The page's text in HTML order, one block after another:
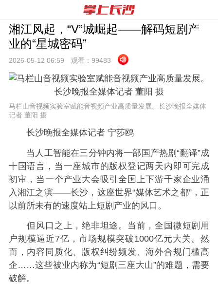
湘江风起，“V”城崛起——解码短剧产
业的“星城密码”
2026-05-12 06:59 观看： 99483
马栏山音视频实验室赋能音视频产业高质量发展。长沙晚报全媒体
记者 董阳 摄
长沙晚报全媒体记者 宁莎鸥
当人工智能在三分钟内将一部国产热剧“翻译”成
十国语言，当一座城市的版权登记两天内即可完成
初审，当一个产业大会吸引全国上下游千家企业涌
入湘江之滨——长沙，这座世界“媒体艺术之都”，正
以前所未有的速度站上短剧产业的风口。
但风口之上，绝非坦途。当前，全国微短剧用
户规模逼近7亿，市场规模突破1000亿元大关。然
而，内容同质化、版权纠纷频发、海外合规门槛高
企……这些被业内称为“短剧三座大山”的难题，需要
破解。